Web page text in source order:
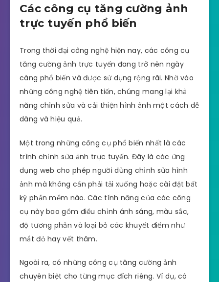
Các công cụ tăng cường ảnh
trực tuyến phổ biến
Trong thời đại công nghệ hiện nay, các công cụ
tăng cường ảnh trực tuyến đang trở nên ngày
càng phổ biến và được sử dụng rộng rãi. Nhờ vào
những công nghệ tiên tiến, chúng mang lại khả
năng chỉnh sửa và cải thiện hình ảnh một cách dễ
dàng và hiệu quả.
Một trong những công cụ phổ biến nhất là các
trình chỉnh sửa ảnh trực tuyến. Đây là các ứng
dụng web cho phép người dùng chỉnh sửa hình
ảnh mà không cần phải tải xuống hoặc cài đặt bất
kỳ phần mềm nào. Các tính năng của các công
cụ này bao gồm điều chỉnh ánh sáng, màu sắc,
độ tương phản và loại bỏ các khuyết điểm như
mắt đỏ hay vết thâm.
Ngoài ra, có những công cụ tăng cường ảnh
chuyên biệt cho từng mục đích riêng. Ví dụ, có